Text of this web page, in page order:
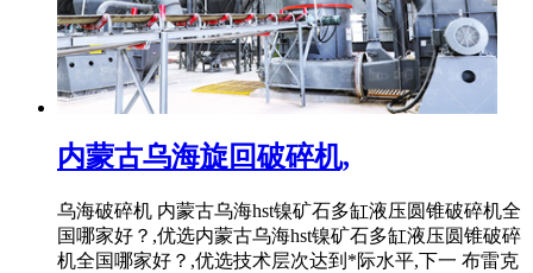
内蒙古乌海旋回破碎机,
乌海破碎机 内蒙古乌海hst镍矿石多缸液压圆锥破碎机全
国哪家好？,优选内蒙古乌海hst镍矿石多缸液压圆锥破碎
机全国哪家好？,优选技术层次达到*际水平,下一 布雷克